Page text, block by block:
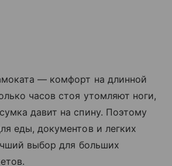
— комфорт на длинной
часов стоя утомляют ноги,
давит на спину. Поэтому
еды, документов и легких
выбор для больших